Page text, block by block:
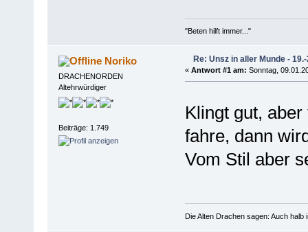
"Beten hilft immer..."
Noriko
DRACHENORDEN
Altehrwürdiger
Beiträge: 1.749
Re: Unsz in aller Munde -
« Antwort #1 am: Sonntag,
Klingt gut,
fahre, dann
Vom Stil aber
Die Alten Drachen sagen: Auch halb